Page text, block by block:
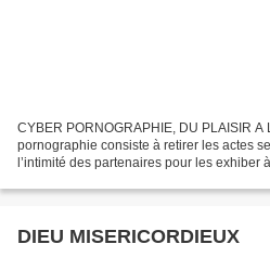
CYBER PORNOGRAPHIE, DU PLAISIR A
pornographie consiste à retirer les actes
l’intimité des partenaires pour les exhiber
DIEU MISERICORDIEUX